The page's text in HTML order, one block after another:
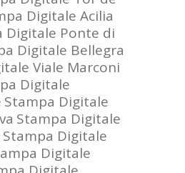
Digitale Acilia
Digitale Ponte di
Digitale Bellegra
Viale Marconi
Digitale
Stampa Digitale
Stampa Digitale
Stampa Digitale
Digitale